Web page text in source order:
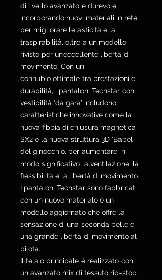
di livello avanzato e durevole,
incorporando nuovi materiali in rete
per migliorare l’elasticità e la
traspirabilità, oltre a un modello
rivisto per un’eccellente libertà di
movimento. Con un
connubio ottimale tra prestazioni e
durabilità, i pantaloni Techstar con
vestibilità ‘da gara’ includono
caratteristiche innovative come la
nuova fibbia di chiusura magnetica
SX2 e la nuova struttura 3D ‘Babel’
del ginocchio, per aumentare in
modo significativo la ventilazione, la
flessibilità e la libertà di movimento.
I pantaloni Techstar sono fabbricati
con un nuovo materiale e un
modello aggiornato che offre la
sensazione di una seconda pelle e
una grande libertà di movimento al
pilota.
Il telaio principale è realizzato con
un avanzato mix di tessuto rip-stop